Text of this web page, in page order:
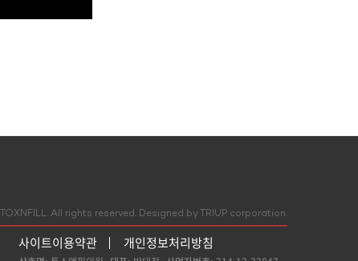
TOXNFILL. All rights reserved. Designed by TRIUP corporation.
사이트이용약관 개인정보처리방침